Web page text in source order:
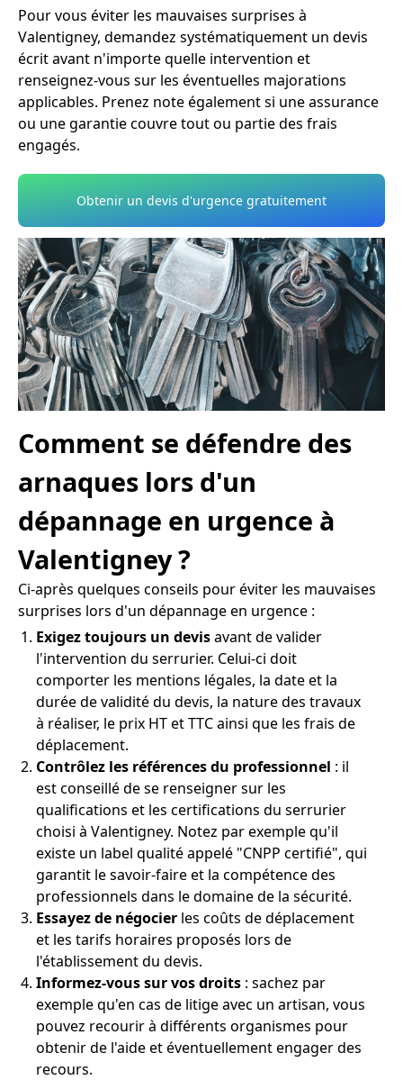
Pour vous éviter les mauvaises surprises à
Valentigney, demandez systématiquement un devis
écrit avant n'importe quelle intervention et
renseignez-vous sur les éventuelles majorations
applicables. Prenez note également si une assurance
ou une garantie couvre tout ou partie des frais
engagés.
Obtenir un devis d'urgence gratuitement
Comment se défendre des
arnaques lors d'un
dépannage en urgence à
Valentigney ?
Ci-après quelques conseils pour éviter les mauvaises
surprises lors d'un dépannage en urgence :
Exigez toujours un devisavant de valider
l'intervention du serrurier. Celui-ci doit
comporter les mentions légales, la date et la
durée de validité du devis, la nature des travaux
à réaliser, le prix HT et TTC ainsi que les frais de
déplacement.
Contrôlez les références du professionnel : il
est conseillé de se renseigner sur les
qualifications et les certifications du serrurier
choisi à Valentigney. Notez par exemple qu'il
existe un label qualité appelé "CNPP certifié", qui
garantit le savoir-faire et la compétence des
professionnels dans le domaine de la sécurité.
Essayez de négocier les coûts de déplacement
et les tarifs horaires proposés lors de
l'établissement du devis.
Informez-vous sur vos droits : sachez par
exemple qu'en cas de litige avec un artisan, vous
pouvez recourir à différents organismes pour
obtenir de l'aide et éventuellement engager des
recours.